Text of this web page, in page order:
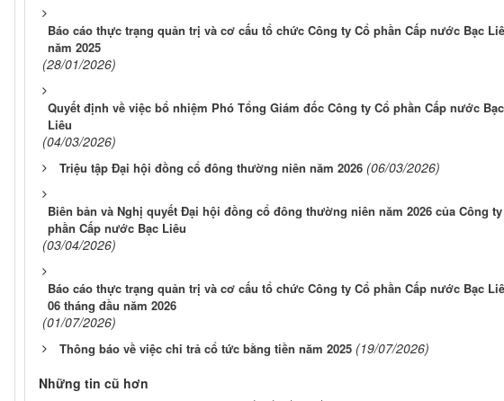
Báo cáo thực trạng quản trị và cơ cấu tổ chức Công ty Cổ phần Cấp nước Bạc
năm 2025
(28/01/2026)
Quyết định về việc bổ nhiệm Phó Tổng Giám đốc Công ty Cổ phần Cấp nước Bạc
Liêu
(04/03/2026)
Triệu tập Đại hội đồng cổ đông thường niên năm 2026 (06/03/2026)
Biên bản và Nghị quyết Đại hội đồng cổ đông thường niên năm 2026 của Công
phần Cấp nước Bạc Liêu
(03/04/2026)
Báo cáo thực trạng quản trị và cơ cấu tổ chức Công ty Cổ phần Cấp nước Bạc
06 tháng đầu năm 2026
(01/07/2026)
Thông báo về việc chi trả cổ tức bằng tiền năm 2025 (19/07/2026)
Những tin cũ hơn